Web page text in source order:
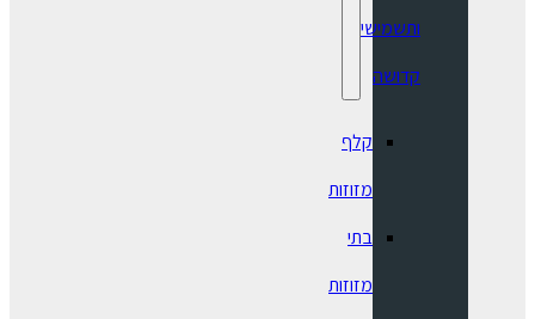
ותשמישי
קדושה
קלף
מזוזות
בתי
מזוזות